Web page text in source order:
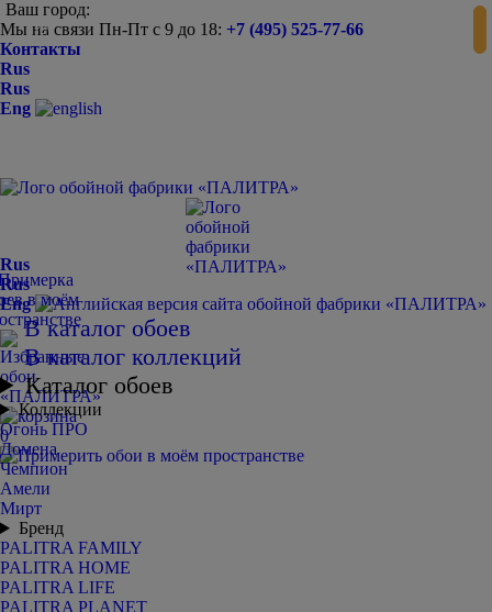
Ваш город:
Мы на связи Пн-Пт с 9 до 18: +7 (495) 525-77-66
Контакты
Rus
Rus
Eng
0
Rus
Rus
Eng
В каталог обоев
В каталог коллекций
Каталог обоев
Коллекции
Огонь ПРО
Домена
Чемпион
Амели
Мирт
Бренд
PALITRA FAMILY
PALITRA HOME
PALITRA LIFE
PALITRA PLANET
-